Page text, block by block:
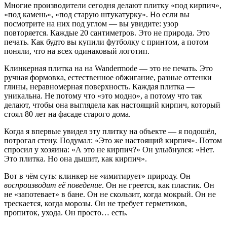
Многие производители сегодня делают плитку «под кирпич»,
«под камень», «под старую штукатурку». Но если вы
посмотрите на них под углом — вы увидите: узор
повторяется. Каждые 20 сантиметров. Это не природа. Это
печать. Как будто вы купили футболку с принтом, а потом
поняли, что на всех одинаковый логотип.
Клинкерная плитка на на Wandermode — это не печать. Это
ручная формовка, естественное обжигание, разные оттенки
глины, неравномерная поверхность. Каждая плитка —
уникальна. Не потому что «это модно», а потому что так
делают, чтобы она выглядела как настоящий кирпич, который
стоял 80 лет на фасаде старого дома.
Когда я впервые увидел эту плитку на объекте — я подошёл,
потрогал стену. Подумал: «Это же настоящий кирпич». Потом
спросил у хозяина: «А это не кирпич?» Он улыбнулся: «Нет.
Это плитка. Но она дышит, как кирпич».
Вот в чём суть: клинкер не «имитирует» природу. Он
воспроизводит её поведение. Он не греется, как пластик. Он
не «запотевает» в бане. Он не скользит, когда мокрый. Он не
трескается, когда морозы. Он не требует герметиков,
пропиток, ухода. Он просто… есть.